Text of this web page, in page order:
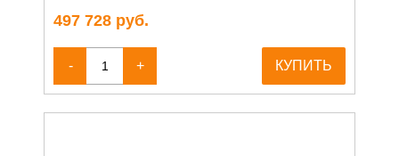
497 728 руб.
- + КУПИТЬ